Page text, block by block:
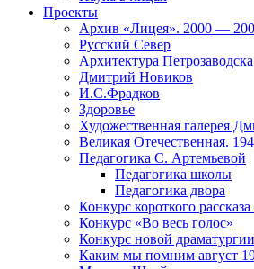
Проекты
Архив «Лицея». 2000 —
Русский Север
Архитектура Петрозаводска
Дмитрий Новиков
И.С.Фрадков
Здоровье
Художественная галерея
Великая Отечественная.
Педагогика С. Артемьевой
Педагогика школы
Педагогика двора
Конкурс короткого
Конкурс «Во весь голос»
Конкурс новой
Каким мы помним август